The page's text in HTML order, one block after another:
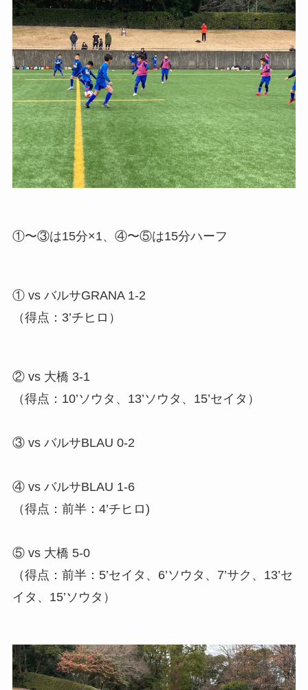
①〜③は15分×1、④〜⑤は15分ハーフ
① vs バルサGRANA 1-2
（得点：3’チヒロ）
② vs 大橋 3-1
（得点：10’ソウタ、13’ソウタ、15’セイタ）
③ vs バルサBLAU 0-2
④ vs バルサBLAU 1-6
（得点：前半：4’チヒロ)
⑤ vs 大橋 5-0
（得点：前半：5’セイタ、6’ソウタ、7’サク、13’セ
イタ、15’ソウタ）